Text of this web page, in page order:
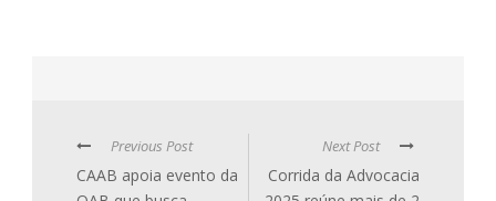
Previous Post
CAAB apoia evento da
Next Post
Corrida da Advocacia